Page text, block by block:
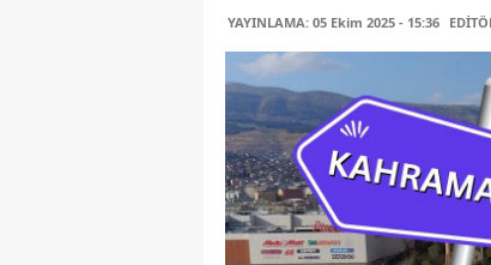
YAYINLAMA: 05 Ekim 2025 - 15:36